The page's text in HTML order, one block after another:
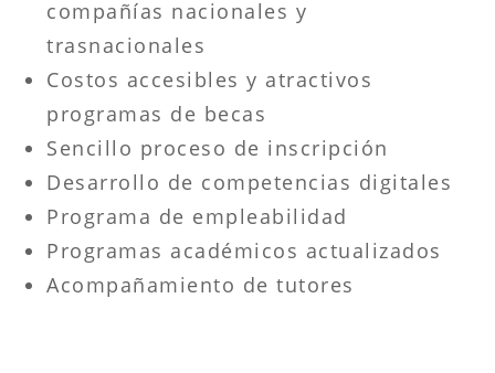
compañías nacionales y
trasnacionales
Costos accesibles y atractivos
programas de becas
Sencillo proceso de inscripción
Desarrollo de competencias digitales
Programa de empleabilidad
Programas académicos actualizados
Acompañamiento de tutores